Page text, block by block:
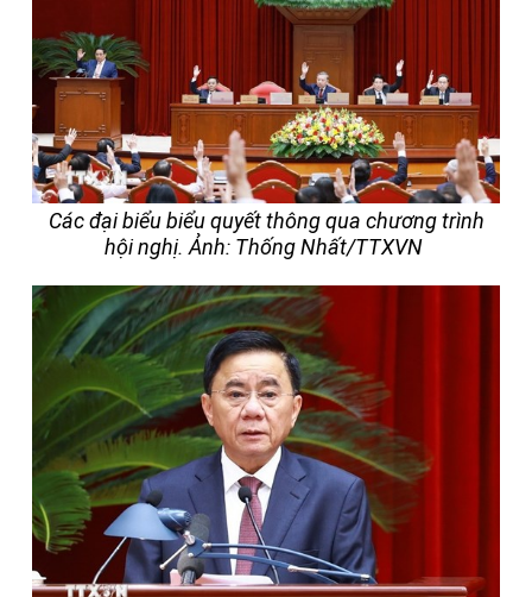
Các đại biểu biểu quyết thông qua chương trình
hội nghị. Ảnh: Thống Nhất/TTXVN